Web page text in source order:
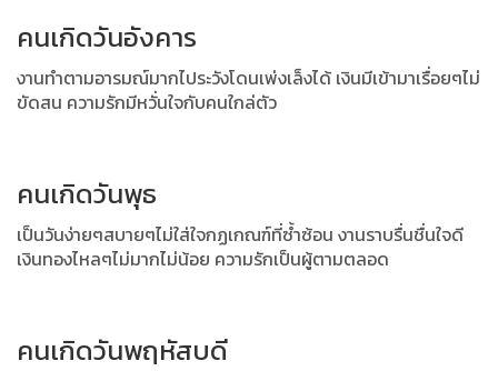
คนเกิดวันอังคาร
งานทำตามอารมณ์มากไประวังโดนเพ่งเล็งได้ เงินมีเข้ามาเรื่อยๆไม่
ขัดสน ความรักมีหวั่นใจกับคนใกล่ตัว
คนเกิดวันพุธ
เป็นวันง่ายๆสบายๆไม่ใส่ใจกฏเกณฑ์ที่ซ้ำซ้อน งานราบรื่นชื่นใจดี
เงินทองไหลๆไม่มากไม่น้อย ความรักเป็นผู้ตามตลอด
คนเกิดวันพฤหัสบดี